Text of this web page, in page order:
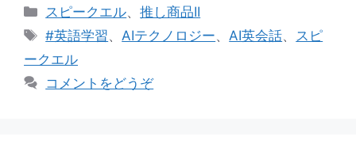
カ
テ
リ
ー
スピークエル、推し商品II
タ
グ
#英語学習、AIテクノロジー、AI英会話、 スピ
ークエル
コメントをどうぞ